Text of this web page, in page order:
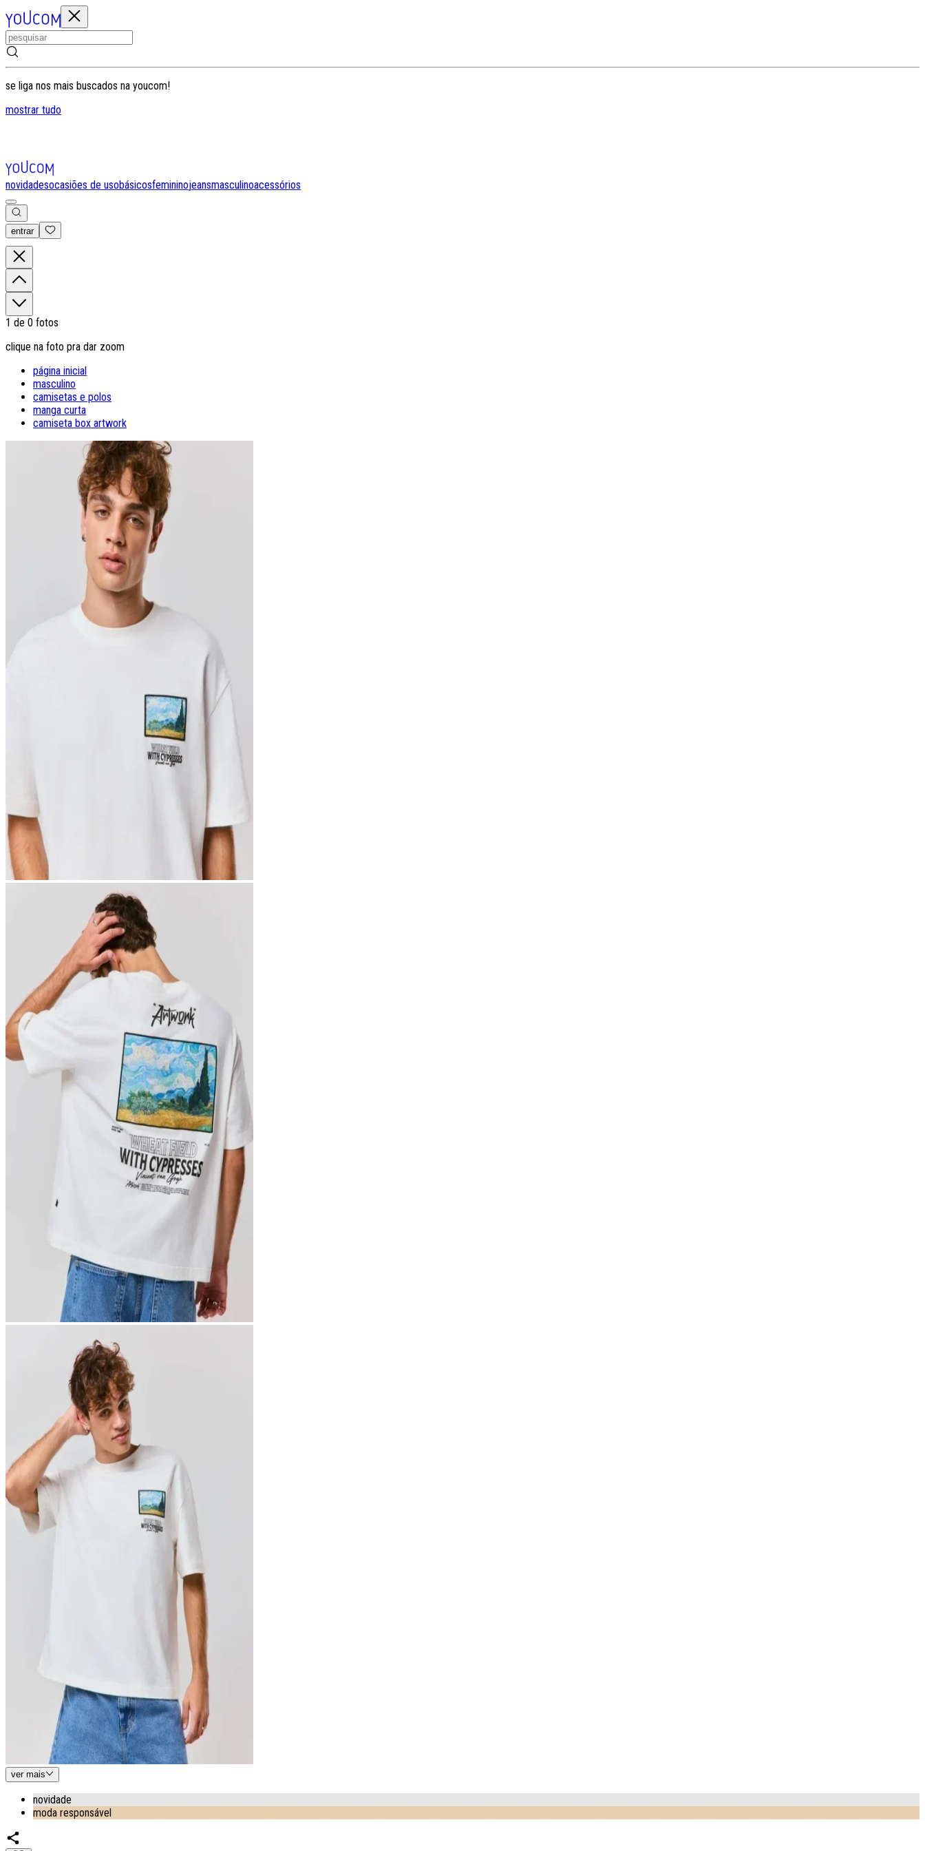
se liga nos mais buscados na youcom!
mostrar tudo
novidadesocasiões de usobásicosfemininojeansmasculinoacessórios
entrar
1 de 0 fotos
clique na foto pra dar zoom
página inicial
masculino
camisetas e polos
manga curta
camiseta box artwork
ver mais
novidade
moda responsável